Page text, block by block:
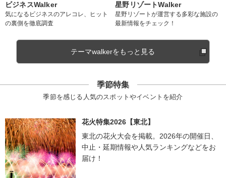
ビジネスWalker
気になるビジネスのアレコレ、ヒット
の裏側を徹底調査
星野リゾートWalker
星野リゾートが運営する多彩な施設の
最新情報をチェック！
テーマwalkerをもっと見る
季節特集
季節を感じる人気のスポットやイベントを紹介
花火特集2026【東北】
東北の花火大会を掲載。2026年の開催日、
中止・延期情報や人気ランキングなどをお
届け！